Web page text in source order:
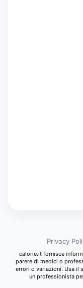
Privacy
calorie.it fornisce
parere di medici o
errori o variazioni. Usa il
un professionista